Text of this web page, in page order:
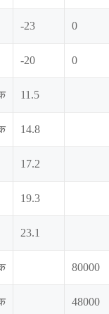
-23 0
-20 0
11.5
14.8
17.2
19.3
23.1
80000
48000